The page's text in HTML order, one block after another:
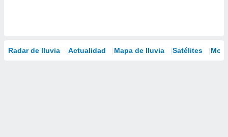
Radar de lluvia Actualidad Mapa de lluvia Satélites